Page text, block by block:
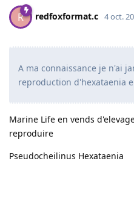
R redfoxformat.c 4 oct.
A ma connaissance je n'ai
reproduction d'hexataenia
Marine Life en vends
reproduire
Pseudocheilinus Hexataenia